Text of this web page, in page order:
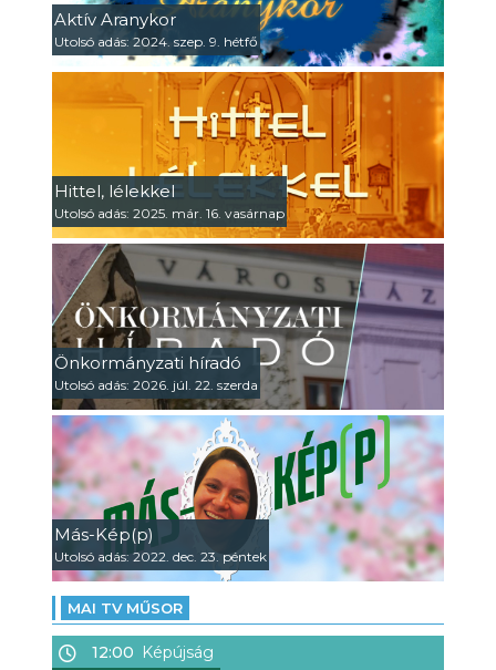
Aktív Aranykor
Utolsó adás: 2024. szep. 9. hétfő
Hittel, lélekkel
Utolsó adás: 2025. már. 16. vasárnap
Önkormányzati híradó
Utolsó adás: 2026. júl. 22. szerda
Más-Kép(p)
Utolsó adás: 2022. dec. 23. péntek
MAI TV MŰSOR
12:00 Képújság